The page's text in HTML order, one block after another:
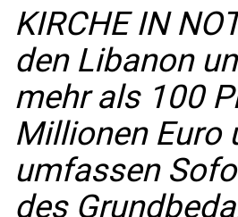
KIRCHE IN
den Libanon
mehr als 100
Millionen Euro
umfassen
des